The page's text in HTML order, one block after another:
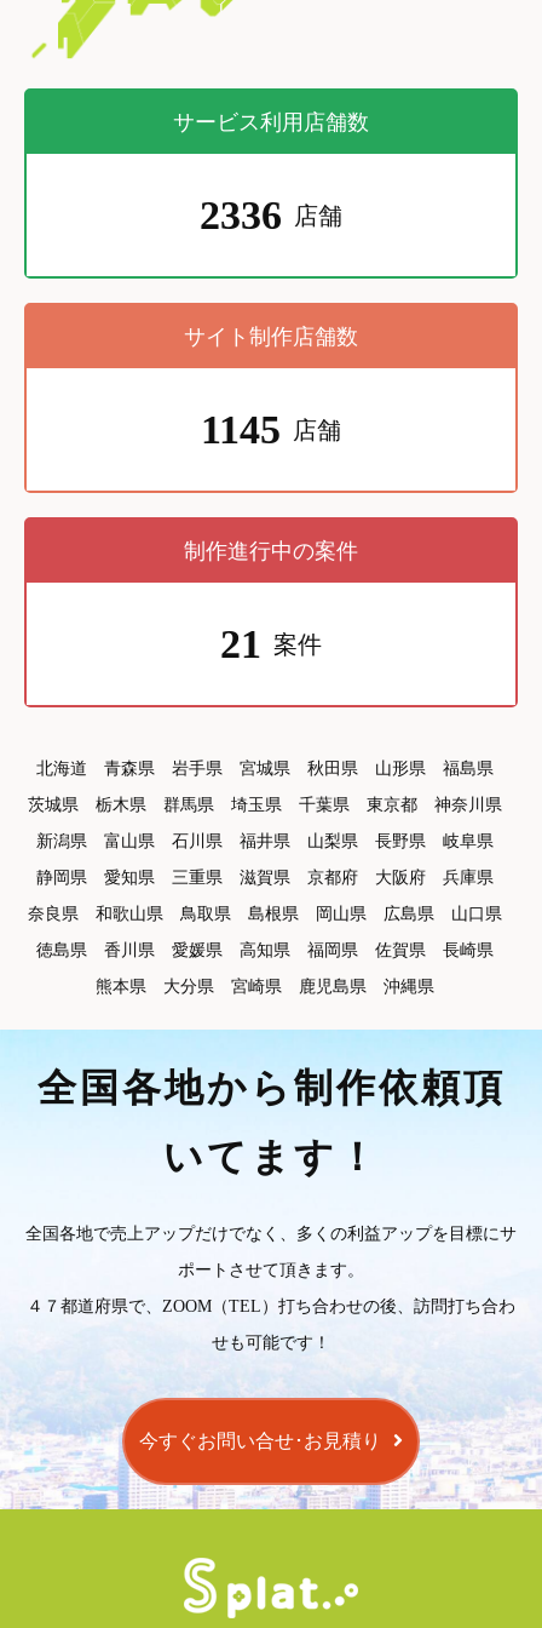
サービス利用店舗数
2336 店舗
サイト制作店舗数
1145 店舗
制作進行中の案件
21 案件
北海道 青森県 岩手県 宮城県 秋田県 山形県
福島県
茨城県
栃木県 群馬県 埼玉県 千葉県 東京都
神奈川県
新潟県
富山県 石川県 福井県 山梨県 長野県
岐阜県
静岡県
愛知県 三重県 滋賀県 京都府 大阪府
兵庫県
奈良県
和歌山県 鳥取県 島根県 岡山県 広島県
山口県
徳島県
香川県 愛媛県 高知県 福岡県 佐賀県
長崎県
熊本県
大分県 宮崎県 鹿児島県 沖縄県
全国各地から制作依頼頂
いてます！
全国各地で売上アップだけでなく、多くの利益アップを目標にサ
ポートさせて頂きます。
４７都道府県で、ZOOM（TEL）打ち合わせの後、訪問打ち合わ
せも可能です！
今すぐお問い合せ･お見積り